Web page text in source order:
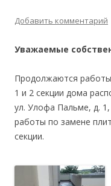
Добавить комментарий
Уважаемые
Продолжаются
1 и 2 секции дома
ул. Улофа Пальме, д.
работы по замене
секции.